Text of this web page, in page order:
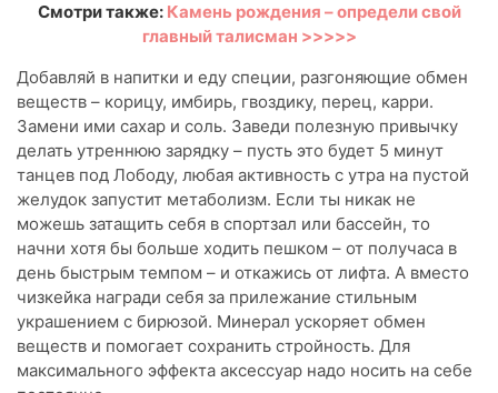
Смотри также: Камень рождения – определи свой
главный талисман >>>>>
Добавляй в напитки и еду специи, разгоняющие обмен
веществ – корицу, имбирь, гвоздику, перец, карри.
Замени ими сахар и соль. Заведи полезную привычку
делать утреннюю зарядку – пусть это будет 5 минут
танцев под Лободу, любая активность с утра на пустой
желудок запустит метаболизм. Если ты никак не
можешь затащить себя в спортзал или бассейн, то
начни хотя бы больше ходить пешком – от получаса в
день быстрым темпом – и откажись от лифта. А вместо
чизкейка награди себя за прилежание стильным
украшением с бирюзой. Минерал ускоряет обмен
веществ и помогает сохранить стройность. Для
максимального эффекта аксессуар надо носить на себе